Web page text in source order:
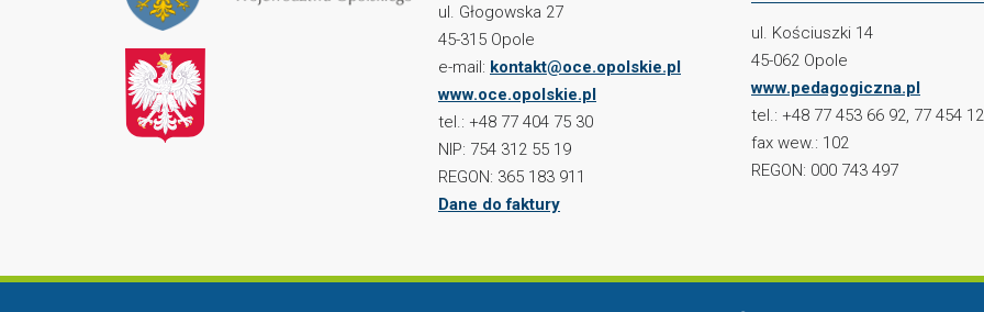
ul. Głogowska 27
45-315 Opole
e-mail: kontakt@oce.opolskie.pl
www.oce.opolskie.pl
tel.: +48 77 404 75 30
NIP: 754 312 55 19
REGON: 365 183 911
Dane do faktury
ul. Kościuszki 14
45-062 Opole
www.pedagogiczna.pl
tel.: +48 77 453 66 92, 77 454
fax wew.: 102
REGON: 000 743 497